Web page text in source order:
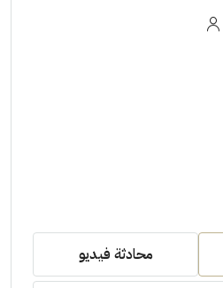
محادثة فيديو